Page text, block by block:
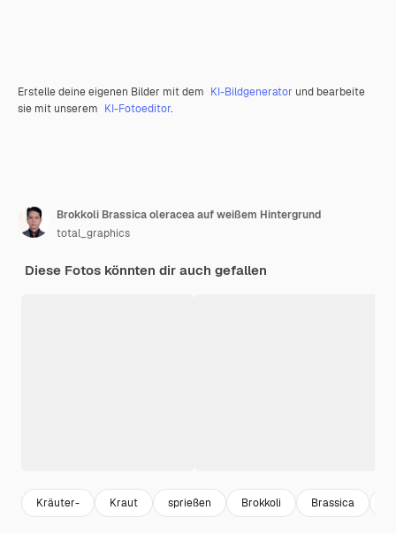
Erstelle deine eigenen Bilder mit dem KI-Bildgenerator und bearbeite
sie mit unserem KI-Fotoeditor.
Brokkoli Brassica oleracea auf weißem Hintergrund
total_graphics
Diese Fotos könnten dir auch gefallen
Kräuter- Kraut sprießen Brokkoli Brassica